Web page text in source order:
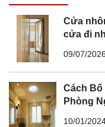
Cửa
cửa đi
09/07/2026
Cách Bố
Phòng
10/01/